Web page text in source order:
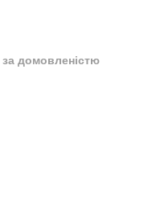
за домовленістю